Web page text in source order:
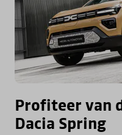
Profiteer van
Dacia Spring